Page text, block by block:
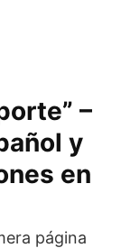
–
y
en
página